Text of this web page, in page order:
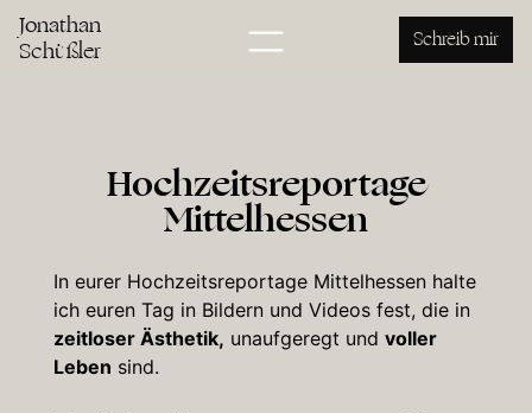
Jonathan
Schüßler Schreib mir
Hochzeitsreportage
Mittelhessen
In eurer Hochzeitsreportage Mittelhessen halte
ich euren Tag in Bildern und Videos fest, die in
zeitloser Ästhetik, unaufgeregt und voller
Leben sind.